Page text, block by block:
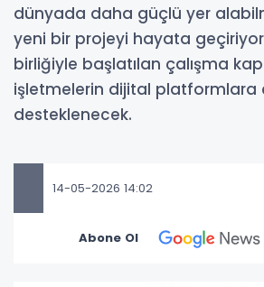
dünyada daha güçlü yer
yeni bir projeyi hayata
birliğiyle başlatılan çalışma
işletmelerin dijital platformlara
desteklenecek.
14-05-2026 14:02
Abone Ol